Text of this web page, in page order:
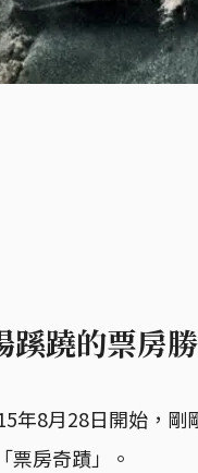
蹊蹺的票房
年8月28日開始，剛
票房奇蹟」。